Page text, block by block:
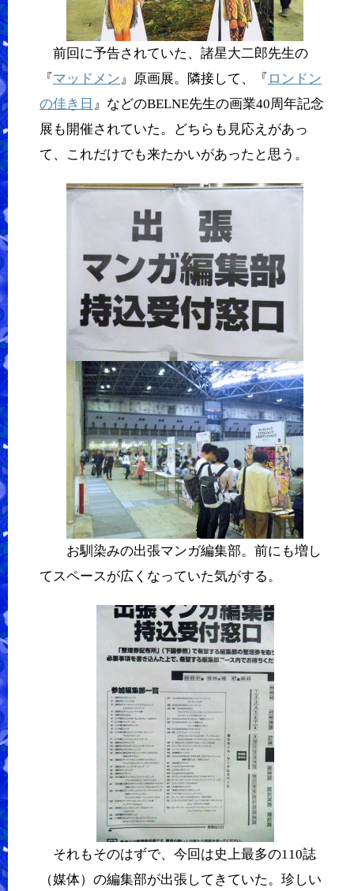
前回に予告されていた、諸星大二郎先生の
『マッドメン』原画展。隣接して、『 ロンドン
の佳き日 』などのBELNE先生の画業40周年記念
展も開催されていた。どちらも見応えがあっ
て、これだけでも来たかいがあったと思う。
お馴染みの出張マンガ編集部。前にも増し
てスペースが広くなっていた気がする。
それもそのはずで、今回は史上最多の110誌
（媒体）の編集部が出張してきていた。珍しい